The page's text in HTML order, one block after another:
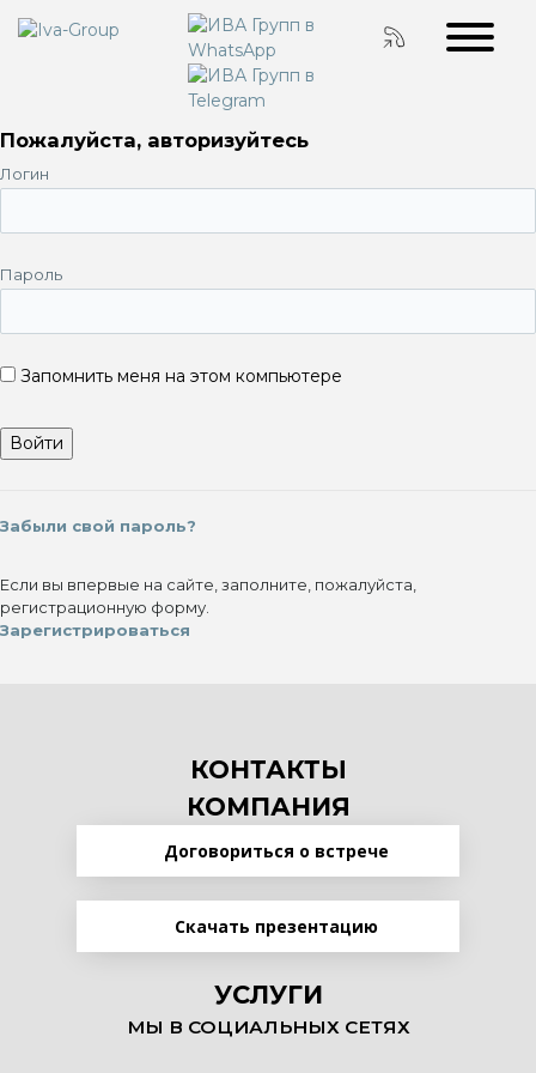
Пожалуйста, авторизуйтесь
Логин
Пароль
Запомнить меня на этом компьютере
Забыли свой пароль?
Если вы впервые на сайте, заполните, пожалуйста,
регистрационную форму.
Зарегистрироваться
КОНТАКТЫ
КОМПАНИЯ
Договориться о встрече
Скачать презентацию
УСЛУГИ
МЫ В СОЦИАЛЬНЫХ СЕТЯХ